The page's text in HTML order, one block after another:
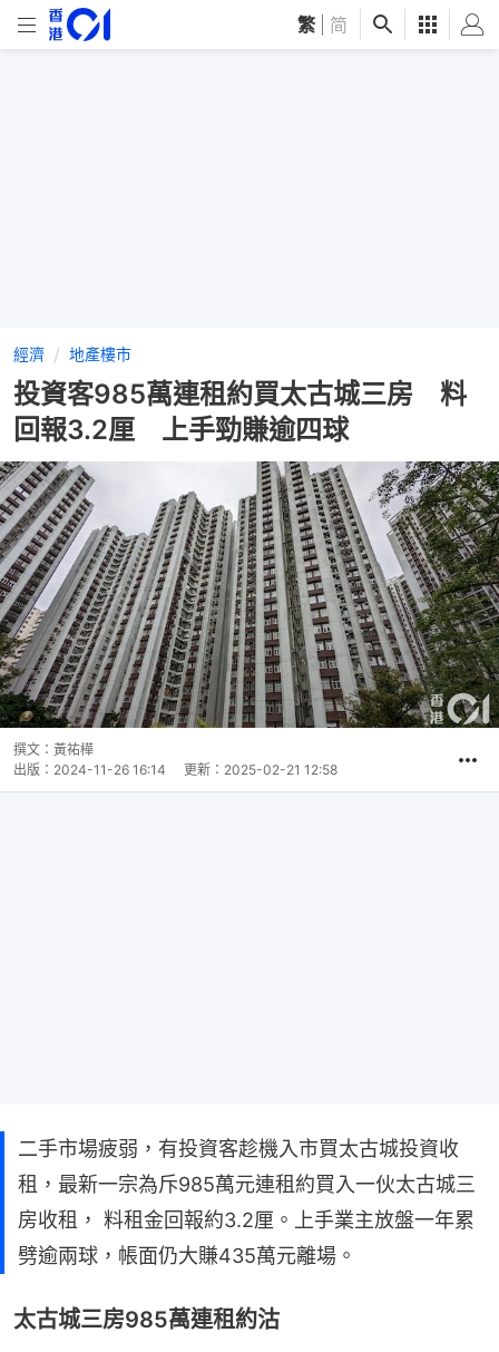
繁 简
經濟 地產樓市
投資客985萬連租約買太古城三房 料
回報3.2厘 上手勁賺逾四球
撰文： 黃祐樺
出版： 2024-11-26 16:14 更新： 2025-02-21 12:58
二手市場疲弱，有投資客趁機入市買太古城投資收
租，最新一宗為斥985萬元連租約買入一伙太古城三
房收租， 料租金回報約3.2厘。上手業主放盤一年累
劈逾兩球，帳面仍大賺435萬元離場。
太古城三房985萬連租約沽